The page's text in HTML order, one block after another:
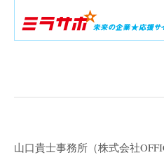
山口貴士事務所（株式会社